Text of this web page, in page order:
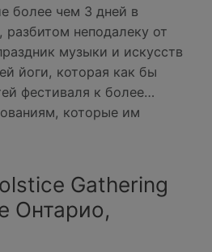
более чем 3 дней в
разбитом неподалеку от
музыки и искусств
йоги, которая как бы
фестиваля к более…
которые им
Gathering
Онтарио,